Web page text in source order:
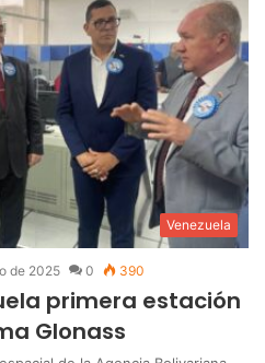
Venezuela
de 2025 0 390
primera estación
Glonass